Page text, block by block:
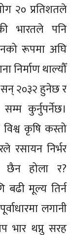
२० प्रतिशतले
भारतले पनि
रूपमा अघि
निर्माण थाल्यौँ
२०३२ हुनेछ र
कुर्नुपर्नेछ।
कृषि कस्तो
रसायन निर्भर
छैन होला र?
बढी मूल्य तिर्न
लगानी
भार थप्नु सरह